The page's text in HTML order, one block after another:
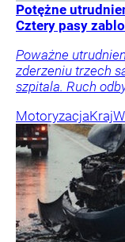
Potężne
Cztery pasy
Poważne
zderzeniu trzech
szpitala. Ruch
MotoryzacjaKraj